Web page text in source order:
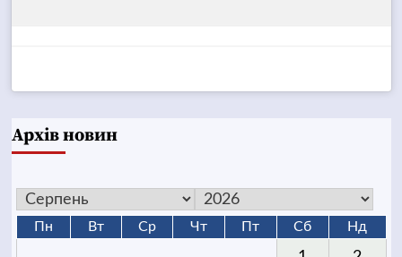
Архів новин
Пн Вт Ср Чт Пт Сб Нд